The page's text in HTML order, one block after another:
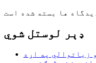
ها بسته شده است
ډېر لوستل شوي
زیاتوالي په اړه